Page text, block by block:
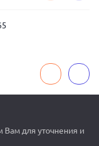
для уточнения и